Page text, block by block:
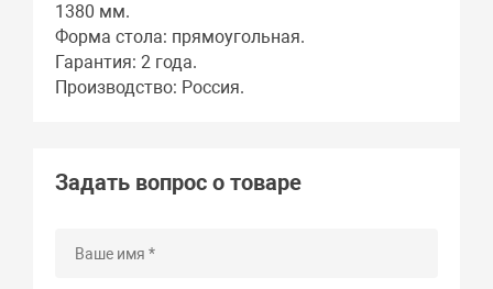
1380 мм.
Форма стола: прямоугольная.
Гарантия: 2 года.
Производство: Россия.
Задать вопрос о товаре